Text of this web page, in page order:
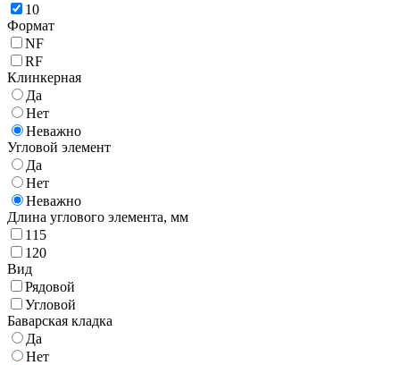
10
Формат
NF
RF
Клинкерная
Да
Нет
Неважно
Угловой элемент
Да
Нет
Неважно
Длина углового элемента, мм
115
120
Вид
Рядовой
Угловой
Баварская кладка
Да
Нет